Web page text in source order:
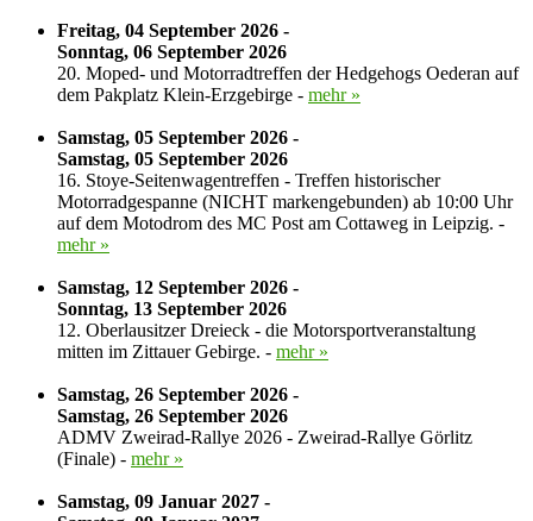
Freitag, 04 September 2026 -
Sonntag, 06 September 2026
20. Moped- und Motorradtreffen der Hedgehogs Oederan auf
dem Pakplatz Klein-Erzgebirge - mehr »
Samstag, 05 September 2026 -
Samstag, 05 September 2026
16. Stoye-Seitenwagentreffen - Treffen historischer
Motorradgespanne (NICHT markengebunden) ab 10:00 Uhr
auf dem Motodrom des MC Post am Cottaweg in Leipzig. -
mehr »
Samstag, 12 September 2026 -
Sonntag, 13 September 2026
12. Oberlausitzer Dreieck - die Motorsportveranstaltung
mitten im Zittauer Gebirge. - mehr »
Samstag, 26 September 2026 -
Samstag, 26 September 2026
ADMV Zweirad-Rallye 2026 - Zweirad-Rallye Görlitz
(Finale) - mehr »
Samstag, 09 Januar 2027 -